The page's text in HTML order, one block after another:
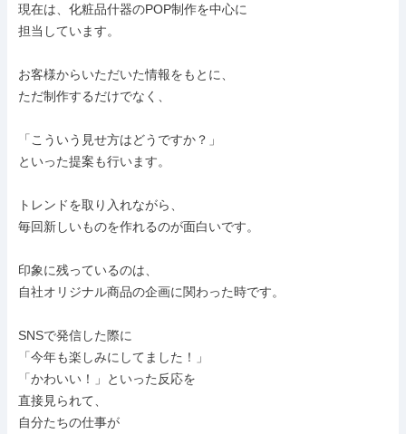
現在は、化粧品什器のPOP制作を中心に
担当しています。
お客様からいただいた情報をもとに、
ただ制作するだけでなく、
「こういう見せ方はどうですか？」
といった提案も行います。
トレンドを取り入れながら、
毎回新しいものを作れるのが面白いです。
印象に残っているのは、
自社オリジナル商品の企画に関わった時です。
SNSで発信した際に
「今年も楽しみにしてました！」
「かわいい！」といった反応を
直接見られて、
自分たちの仕事が